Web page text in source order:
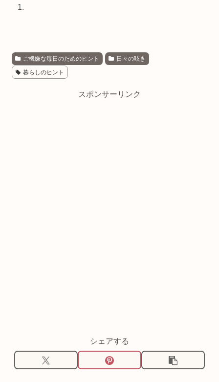
ご機嫌な毎日のためのヒント 日々の呟き
暮らしのヒント
スポンサーリンク
シェアする